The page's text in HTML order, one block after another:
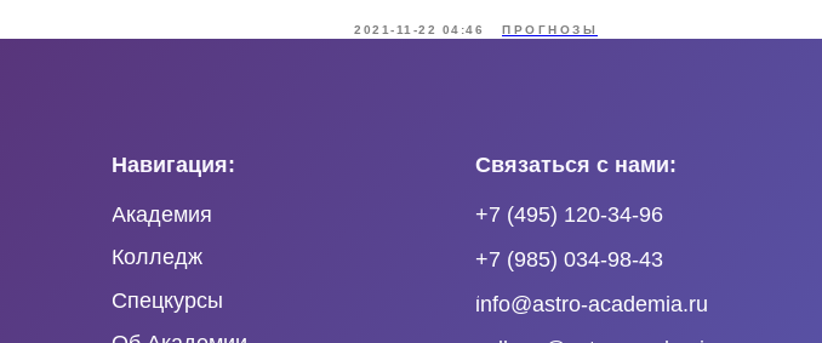
2021-11-22 04:46 ПРОГНОЗЫ
Навигация:
Академия
Колледж
Спецкурсы
Связаться с нами:
+7 (495) 120-34-96
+7 (985) 034-98-43
info@astro-academia.ru